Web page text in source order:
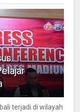
terjadi di wilayah